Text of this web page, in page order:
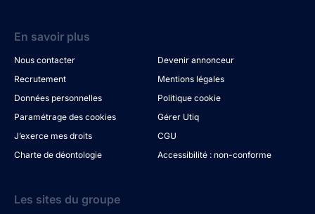
En savoir plus
Nous contacter
Devenir annonceur
Recrutement
Mentions légales
Données personnelles
Politique cookie
Paramétrage des cookies
Gérer Utiq
J’exerce mes droits
CGU
Charte de déontologie
Accessibilité : non-conforme
Les sites du groupe